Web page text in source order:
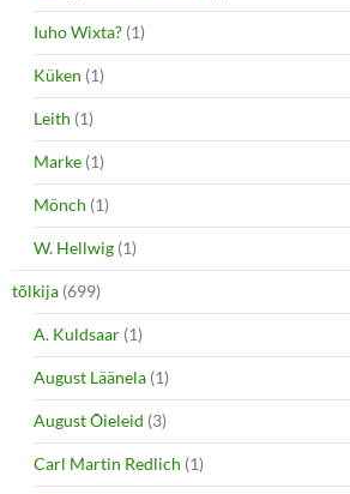
Iuho Wixta? (1)
Küken (1)
Leith (1)
Marke (1)
Mönch (1)
W. Hellwig (1)
tõlkija (699)
A. Kuldsaar (1)
August Läänela (1)
August Õieleid (3)
Carl Martin Redlich (1)